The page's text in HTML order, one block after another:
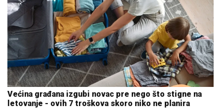
Većina građana izgubi novac pre nego što stigne na
letovanje - ovih 7 troškova skoro niko ne planira